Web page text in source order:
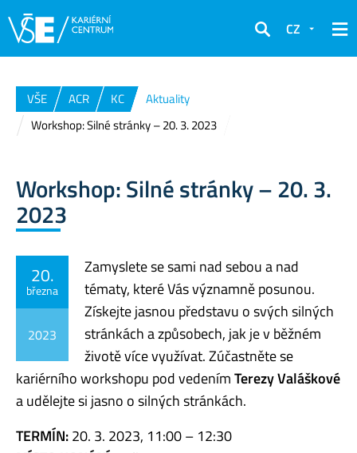
Hledat
CZ
VŠE ACR KC
Aktuality
Workshop: Silné stránky – 20. 3. 2023
Workshop: Silné stránky – 20. 3.
2023
20.
března
2023
Zamyslete se sami nad sebou a nad
tématy, které Vás významně posunou.
Získejte jasnou představu o svých silných
stránkách a způsobech, jak je v běžném
životě více využívat.Zúčastněte se
kariérního workshopu pod vedenímTerezy Valáškové
a udělejte si jasno o silných stránkách.
TERMÍN:20. 3. 2023, 11:00 – 12:30